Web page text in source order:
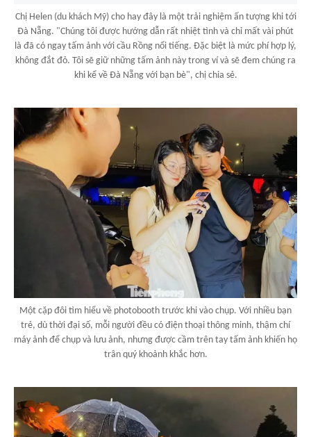
Chị Helen (du khách Mỹ) cho hay đây là một trải nghiệm ấn tượng khi tới
Đà Nẵng. "Chúng tôi được hướng dẫn rất nhiệt tình và chỉ mất vài phút
là đã có ngay tấm ảnh với cầu Rồng nổi tiếng. Đặc biệt là mức phí hợp lý,
không đắt đỏ. Tôi sẽ giữ những tấm ảnh này trong ví và sẽ đem chúng ra
khi kể về Đà Nẵng với bạn bè", chị chia sẻ.
Một cặp đôi tìm hiểu về photobooth trước khi vào chụp. Với nhiều bạn
trẻ, dù thời đại số, mỗi người đều có điện thoại thông minh, thậm chí
máy ảnh để chụp và lưu ảnh, nhưng được cầm trên tay tấm ảnh khiến họ
trân quý khoảnh khắc hơn.